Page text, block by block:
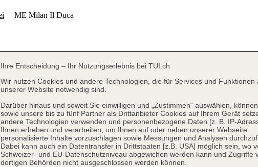
Ihre Entscheidung – Ihr Nutzungserlebnis bei TUI.ch
Wir nutzen Cookies und andere Technologien, die für Services und Funktionen
unserer Website notwendig sind.
Darüber hinaus und soweit Sie einwilligen und „Zustimmen“ auswählen,
sowie unsere bis zu fünf Partner als Drittanbieter Cookies auf Ihrem Gerät
andere Technologien verwenden und personenbezogene Daten [z. B. IP-
Ihnen erheben und verarbeiten, um Ihnen auf oder neben unserer Webseite
personalisierte Inhalte vorzuschlagen sowie Messungen und Analysen
Dabei kann auch ein Datentransfer in Drittstaaten [z.B. USA] möglich sein, wo
Schweizer- und EU-Datenschutzniveau abgewichen werden kann und Zugriffe
dortigen Behörden nicht ausgeschlossen werden können.